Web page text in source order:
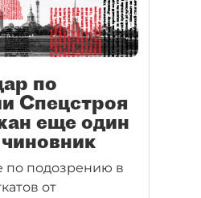
по
Спецстроя
еще один
по подозрению в
от